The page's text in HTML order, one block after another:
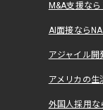
M&A支援な
AI面接なら
アジャイル
アメリカの
外国人採用